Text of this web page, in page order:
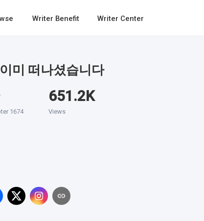
Writer Benefit Writer Center
미 떠나셨습니다
1674
651.2K
Views